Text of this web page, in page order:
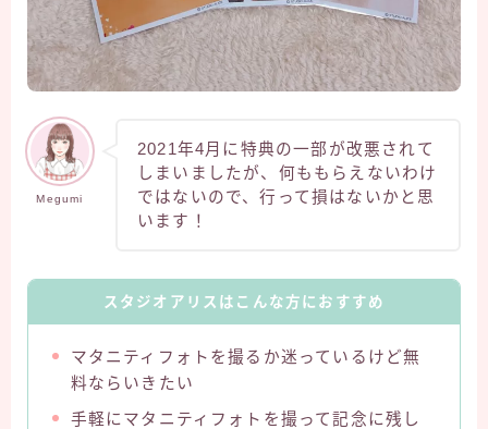
Megumi
2021年4月に特典の一部が改悪されて
しまいましたが、何ももらえないわけ
ではないので、行って損はないかと思
います！
スタジオアリスはこんな方におすすめ
マタニティフォトを撮るか迷っているけど無
料ならいきたい
手軽にマタニティフォトを撮って記念に残し